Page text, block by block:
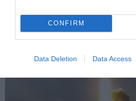
CONFIRM
Data Deletion Data Access
Ψάθα – Σενάριο για
06.08.2026 | 22:26